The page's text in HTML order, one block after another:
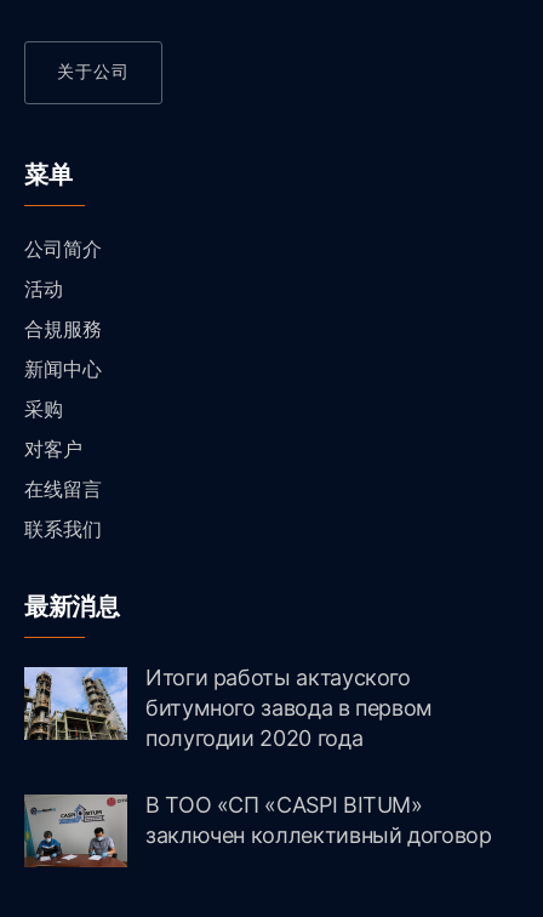
关于公司
菜单
公司简介
活动
合規服務
新闻中心
采购
对客户
在线留言
联系我们
最新消息
Итоги работы актауского
битумного завода в первом
полугодии 2020 года
В ТОО «СП «CASPI BITUM»
заключен коллективный договор